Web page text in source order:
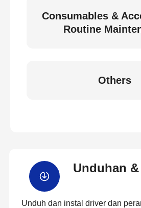
Consumables &
Routine
Others
Unduhan
Unduh dan instal driver dan